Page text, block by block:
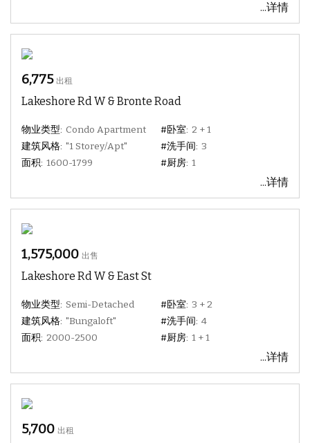
...详情
6,775 出租
Lakeshore Rd W & Bronte Road
物业类型: Condo Apartment
建筑风格: "1 Storey/Apt"
面积: 1600-1799
#卧室: 2 + 1
#洗手间: 3
#厨房: 1
...详情
1,575,000 出售
Lakeshore Rd W & East St
物业类型: Semi-Detached
建筑风格: "Bungaloft"
面积: 2000-2500
#卧室: 3 + 2
#洗手间: 4
#厨房: 1 + 1
...详情
5,700 出租